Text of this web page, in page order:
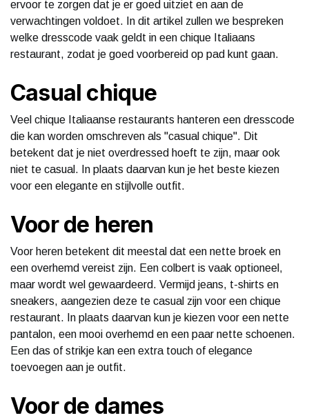
ervoor te zorgen dat je er goed uitziet en aan de
verwachtingen voldoet. In dit artikel zullen we bespreken
welke dresscode vaak geldt in een chique Italiaans
restaurant, zodat je goed voorbereid op pad kunt gaan.
Casual chique
Veel chique Italiaanse restaurants hanteren een dresscode
die kan worden omschreven als "casual chique". Dit
betekent dat je niet overdressed hoeft te zijn, maar ook
niet te casual. In plaats daarvan kun je het beste kiezen
voor een elegante en stijlvolle outfit.
Voor de heren
Voor heren betekent dit meestal dat een nette broek en
een overhemd vereist zijn. Een colbert is vaak optioneel,
maar wordt wel gewaardeerd. Vermijd jeans, t-shirts en
sneakers, aangezien deze te casual zijn voor een chique
restaurant. In plaats daarvan kun je kiezen voor een nette
pantalon, een mooi overhemd en een paar nette schoenen.
Een das of strikje kan een extra touch of elegance
toevoegen aan je outfit.
Voor de dames